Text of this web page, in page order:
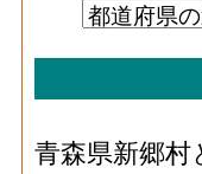
青森県新郷